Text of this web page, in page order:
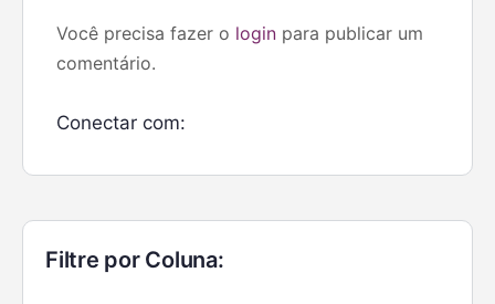
Você precisa fazer o login para publicar um
comentário.
Conectar com:
Filtre por Coluna: